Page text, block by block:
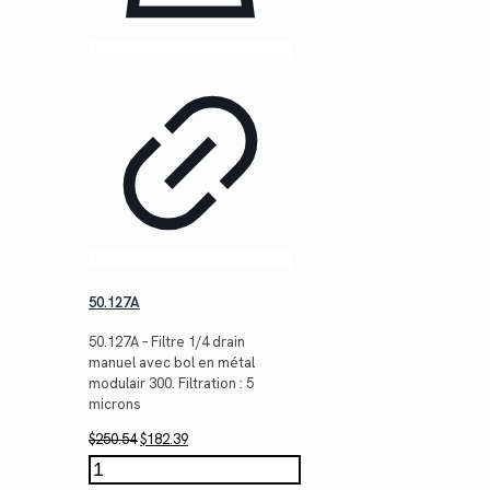
50.127A
50.127A – Filtre 1/4 drain
manuel avec bol en métal
modulair 300. Filtration : 5
microns
$250.54Le
prix
initial
$182.39Le
prix
actuel
quantité
de